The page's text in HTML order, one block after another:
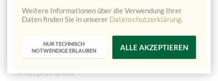
Pauschalpreis für 2 Übernachtungen
inkl. Halbpension und den oben angeführten
Preis pro Person
Weitere Informationen über die Verwendung Ihrer
Daten finden Sie in unserer Datenschutzerklärung.
NUR TECHNISCH
NOTWENDIGE ERLAUBEN
ALLE AKZEPTIEREN